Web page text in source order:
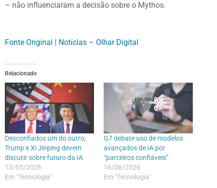
– não influenciaram a decisão sobre o Mythos.
Fonte Original | Notícias – Olhar Digital
Relacionado
Desconfiados um do outro,
Trump e Xi Jinping devem
discutir sobre futuro da IA
13/05/2026
Em "Tecnologia"
G7 debate uso de modelos
avançados de IA por
“parceiros confiáveis”
16/06/2026
Em "Tecnologia"